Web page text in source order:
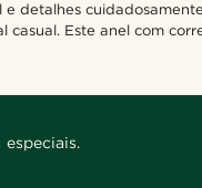
detalhes
Este anel com